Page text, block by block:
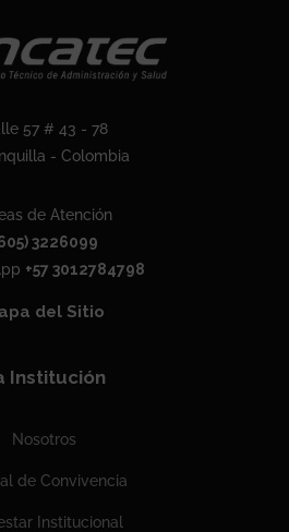
57 # 43 - 78
- Colombia
de Atención
3226099
+57 3012784798
del Sitio
Institución
Nosotros
de Convivencia
Institucional